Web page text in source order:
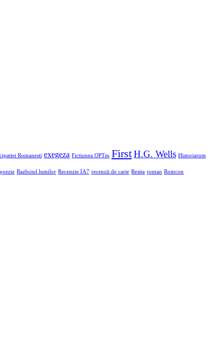
Romanesti exegeza Fictiunea OPTm FirstH.G. Wells Historiarum
poezie Razboiul lumilor Recenzie IA7 recenzii de carte Resita roman Romcon